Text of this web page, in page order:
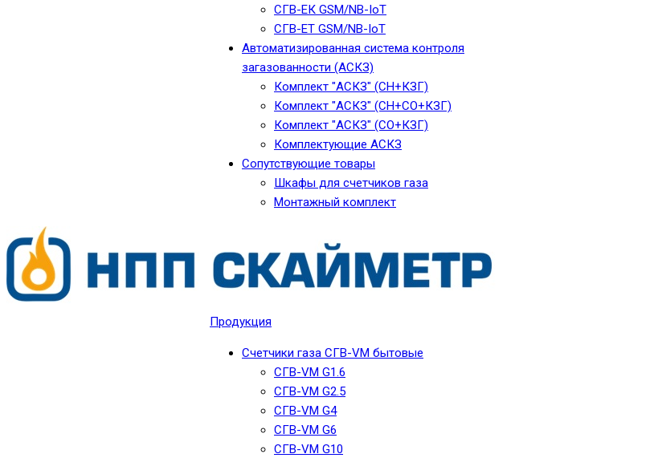
СГВ-ЕК GSM/NB-IoT
СГВ-ЕТ GSM/NB-IoT
Автоматизированная система контроля
загазованности (АСКЗ)
Комплект "АСКЗ" (СН+КЗГ)
Комплект "АСКЗ" (СН+СО+КЗГ)
Комплект "АСКЗ" (СО+КЗГ)
Комплектующие АСКЗ
Сопутствующие товары
Шкафы для счетчиков газа
Монтажный комплект
Продукция
Счетчики газа СГВ-VM бытовые
СГВ-VM G1.6
СГВ-VM G2.5
СГВ-VM G4
СГВ-VM G6
СГВ-VM G10